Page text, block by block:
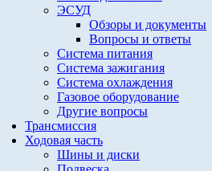
ЭСУД
Обзоры и документы
Вопросы и ответы
Система питания
Система зажигания
Система охлаждения
Газовое оборудование
Другие вопросы
Трансмиссия
Ходовая часть
Шины и диски